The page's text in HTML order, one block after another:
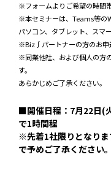
※フォームよりご希望の時間
※本セミナーは、Teams等の
パソコン、タブレット、スマ
※Biz∫パートナーの方のお申
※同業他社、および個人の方
す。
あらかじめご了承ください。
■開催日程：7月22日(
で1時間程
※先着1社限りとなり
で予めご了承ください。